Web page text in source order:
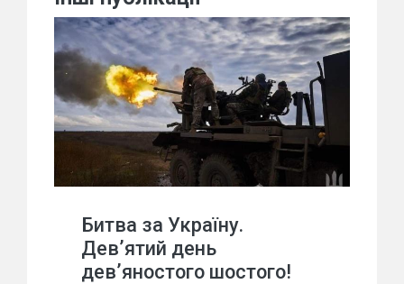
Битва за Україну.
Дев’ятий день
дев’яностого шостого!